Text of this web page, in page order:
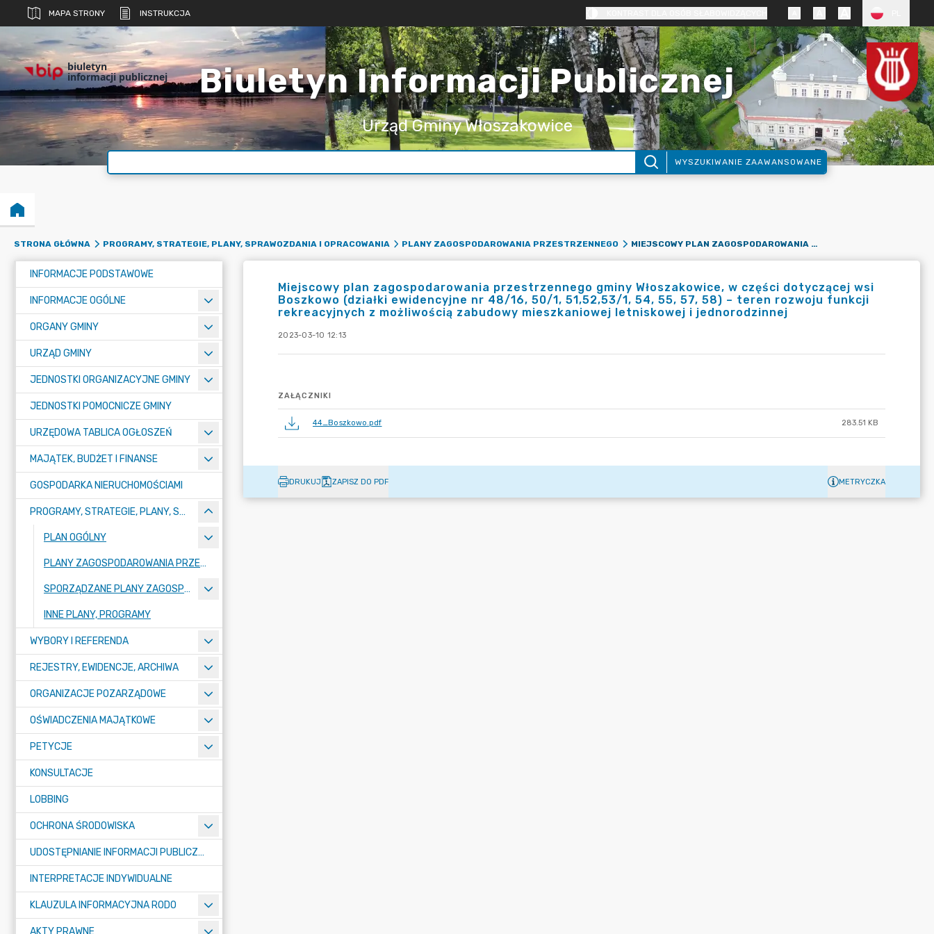
MAPA STRONY INSTRUKCJA
biuletyn
informacji publicznej Biuletyn Informacji Publicznej
Urząd Gminy Włoszakowice
WYSZUKIWANIE ZAAWANSOWANE
STRONA GŁÓWNA PROGRAMY, STRATEGIE, PLANY, SPRAWOZDANIA I OPRACOWANIA PLANY ZAGOSPODAROWANIA PRZESTRZENNEGO MIEJSCOWY PLAN ZAGOSPODAROWANIA PRZESTRZENNEGO GMINY WŁOSZAKOWICE, W CZĘŚCI DOTYCZĄCEJ WSI BOSZKOWO (DZIAŁKI EWIDENCYJNE NR 48/16, 50/1, 51,52,53/1, 54, 55, 57, 58) – TEREN ROZWOJU FUNKCJI REKREACYJNYCH Z MOŻLIWOŚCIĄ ZABUDOWY MIESZKANIOWEJ LETNISKOWEJ I JEDNORODZINNEJ
INFORMACJE PODSTAWOWE
INFORMACJE OGÓLNE
ORGANY GMINY
URZĄD GMINY
JEDNOSTKI ORGANIZACYJNE GMINY
JEDNOSTKI POMOCNICZE GMINY
URZĘDOWA TABLICA OGŁOSZEŃ
MAJĄTEK, BUDŻET I FINANSE
GOSPODARKA NIERUCHOMOŚCIAMI
PROGRAMY, STRATEGIE, PLANY, SPRAWOZDANIA I OPRACOWANIA
PLAN OGÓLNY
PLANY ZAGOSPODAROWANIA PRZESTRZENNEGO
SPORZĄDZANE PLANY ZAGOSPODAROWANIA PRZESTRZENNEGO
INNE PLANY, PROGRAMY
WYBORY I REFERENDA
REJESTRY, EWIDENCJE, ARCHIWA
ORGANIZACJE POZARZĄDOWE
OŚWIADCZENIA MAJĄTKOWE
PETYCJE
KONSULTACJE
LOBBING
OCHRONA ŚRODOWISKA
UDOSTĘPNIANIE INFORMACJI PUBLICZNEJ
INTERPRETACJE INDYWIDUALNE
KLAUZULA INFORMACYJNA RODO
AKTY PRAWNE
Miejscowy plan zagospodarowania przestrzennego gminy Włoszakowice, w części dotyczącej wsi
Boszkowo (działki ewidencyjne nr 48/16, 50/1, 51,52,53/1, 54, 55, 57, 58) – teren rozwoju funkcji
rekreacyjnych z możliwością zabudowy mieszkaniowej letniskowej i jednorodzinnej
2023-03-10 12:13
ZAŁĄCZNIKI
44_Boszkowo.pdf 283.51 KB
DRUKUJ ZAPISZ DO PDF METRYCZKA